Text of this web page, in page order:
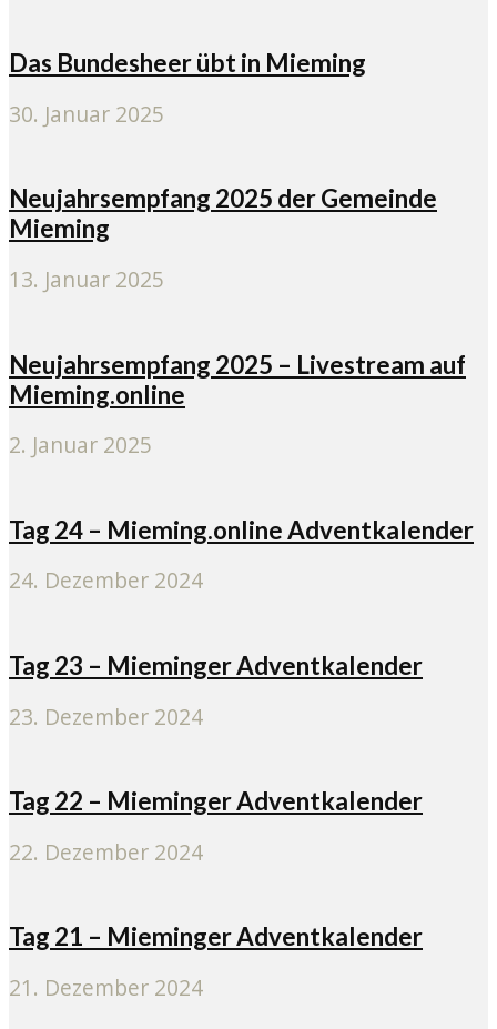
Das Bundesheer übt in Mieming
30. Januar 2025
Neujahrsempfang 2025 der Gemeinde
Mieming
13. Januar 2025
Neujahrsempfang 2025 – Livestream auf
Mieming.online
2. Januar 2025
Tag 24 – Mieming.online Adventkalender
24. Dezember 2024
Tag 23 – Mieminger Adventkalender
23. Dezember 2024
Tag 22 – Mieminger Adventkalender
22. Dezember 2024
Tag 21 – Mieminger Adventkalender
21. Dezember 2024